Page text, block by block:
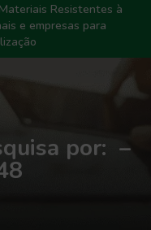
Resistentes à
e empresas para
por: –